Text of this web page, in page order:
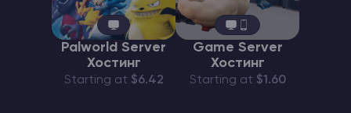
Palworld Server
Хостинг
Starting at $6.42
Game Server
Хостинг
Starting at $1.60